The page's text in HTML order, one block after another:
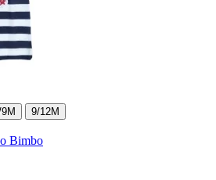
9/12M
Bimbo